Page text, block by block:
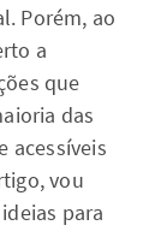
Porém, ao
a
que
das
acessíveis
vou
para